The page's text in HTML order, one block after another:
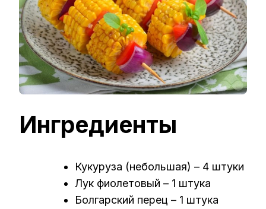
Ингредиенты
Кукуруза (небольшая) – 4 штуки
Лук фиолетовый – 1 штука
Болгарский перец – 1 штука